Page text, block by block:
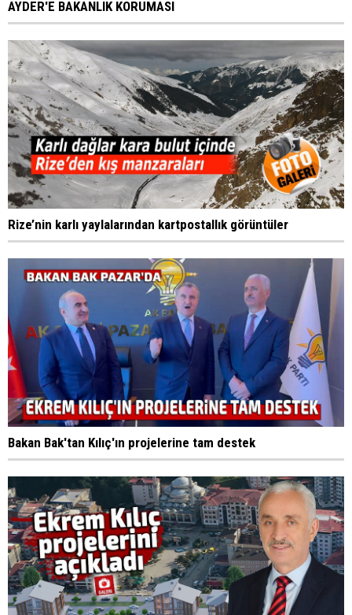
AYDER'E BAKANLIK KORUMASI
Rize’nin karlı yaylalarından kartpostallık görüntüler
Bakan Bak'tan Kılıç'ın projelerine tam destek